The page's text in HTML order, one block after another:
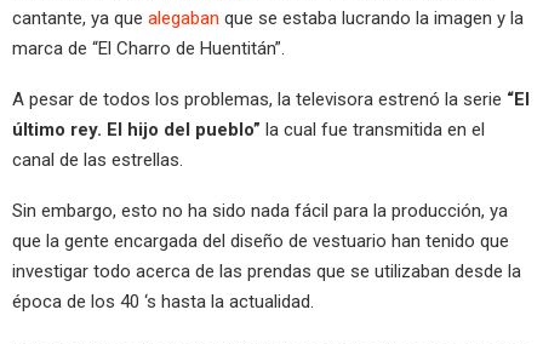
cantante, ya que alegaban que se estaba lucrando la imagen y la
marca de “El Charro de Huentitán”.
A pesar de todos los problemas, la televisora estrenó la serie “El
último rey. El hijo del pueblo” la cual fue transmitida en el
canal de las estrellas.
Sin embargo, esto no ha sido nada fácil para la producción, ya
que la gente encargada del diseño de vestuario han tenido que
investigar todo acerca de las prendas que se utilizaban desde la
época de los 40 ‘s hasta la actualidad.